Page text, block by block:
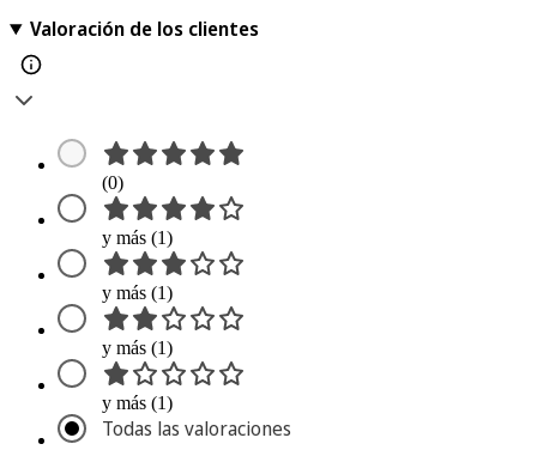
Valoración de los clientes
(0)
y más (1)
y más (1)
y más (1)
y más (1)
Todas las valoraciones